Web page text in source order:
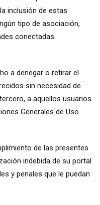
inclusión de estas
tipo de asociación,
conectadas.
a denegar o retirar el
sin necesidad de
a aquellos usuarios
Generales de Uso.
de las presentes
indebida de su portal
y penales que le puedan